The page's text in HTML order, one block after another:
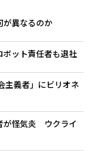
が異なるのか
ボット責任者も退社
主義者」にビリオネ
が怪気炎 ウクライ